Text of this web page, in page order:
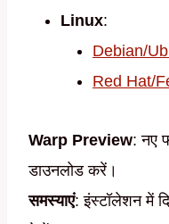
Linux:
Debian/
Red Hat/
Warp Preview: नए
डाउनलोड करें।
समस्याएं: इंस्टॉलेशन में